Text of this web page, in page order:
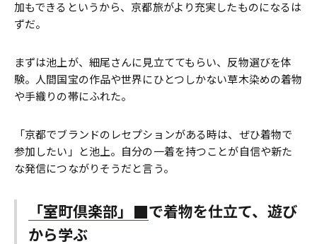
加もできるというから、京都旅がより充実したものになるは
ずだ。
まずは池上が、細尾さんに見立ててもらい、反物選びを体
験。人間国宝の作品や世界にひとつしかない草木染めの着物
や手織りの帯にふれた。
「京都でブランドのレセプションがある時は、ぜひ着物で
参加したい」と池上。自分の一着を持つことが自信や新た
な発信につながりそうだと言う。
「室町倶楽部」
で着物を仕立て、遊び
から学ぶ